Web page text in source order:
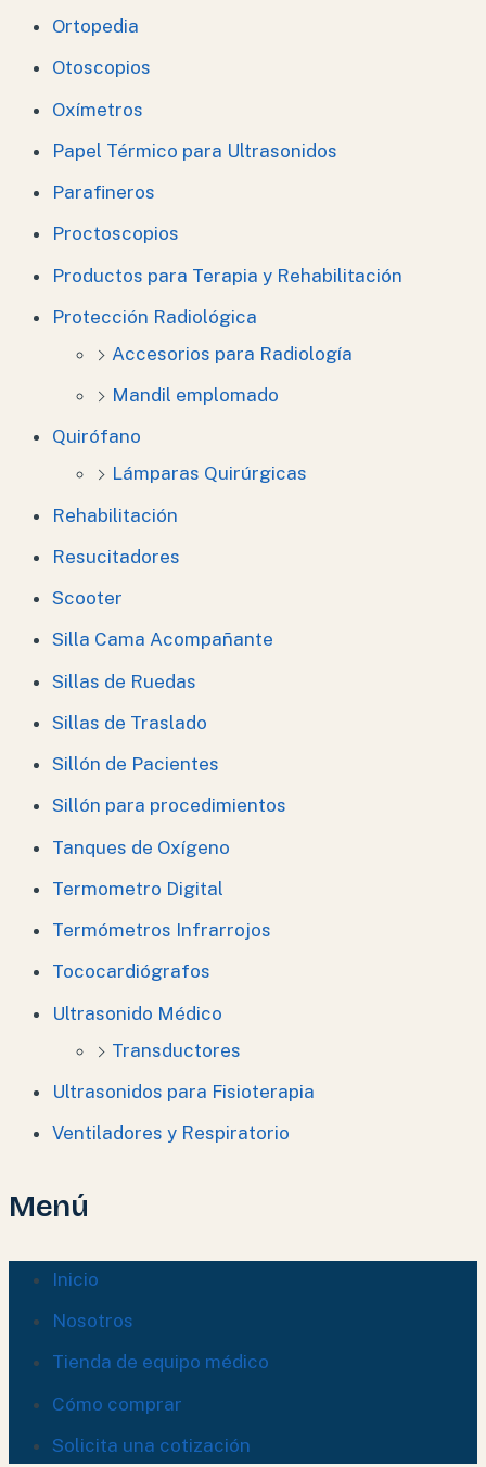
Ortopedia
Otoscopios
Oxímetros
Papel Térmico para Ultrasonidos
Parafineros
Proctoscopios
Productos para Terapia y Rehabilitación
Protección Radiológica
Accesorios para Radiología
Mandil emplomado
Quirófano
Lámparas Quirúrgicas
Rehabilitación
Resucitadores
Scooter
Silla Cama Acompañante
Sillas de Ruedas
Sillas de Traslado
Sillón de Pacientes
Sillón para procedimientos
Tanques de Oxígeno
Termometro Digital
Termómetros Infrarrojos
Tococardiógrafos
Ultrasonido Médico
Transductores
Ultrasonidos para Fisioterapia
Ventiladores y Respiratorio
Menú
Inicio
Nosotros
Tienda de equipo médico
Cómo comprar
Solicita una cotización